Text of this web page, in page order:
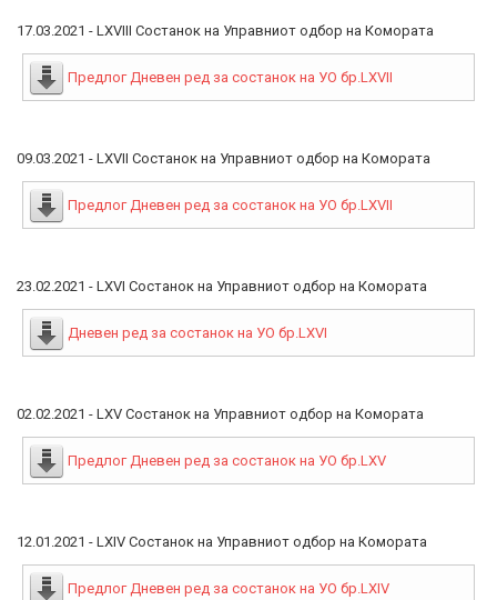
17.03.2021 - LXVIII Состанок на Управниот одбор на Комората
Предлог Дневен ред за состанок на УО бр.LXVII
09.03.2021 - LXVII Состанок на Управниот одбор на Комората
Предлог Дневен ред за состанок на УО бр.LXVII
23.02.2021 - LXVI Состанок на Управниот одбор на Комората
Дневен ред за состанок на УО бр.LXVI
02.02.2021 - LXV Состанок на Управниот одбор на Комората
Предлог Дневен ред за состанок на УО бр.LXV
12.01.2021 - LXIV Состанок на Управниот одбор на Комората
Предлог Дневен ред за состанок на УО бр.LXIV